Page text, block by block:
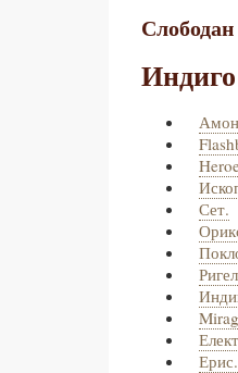
Индиго
Сет.
Ерис.